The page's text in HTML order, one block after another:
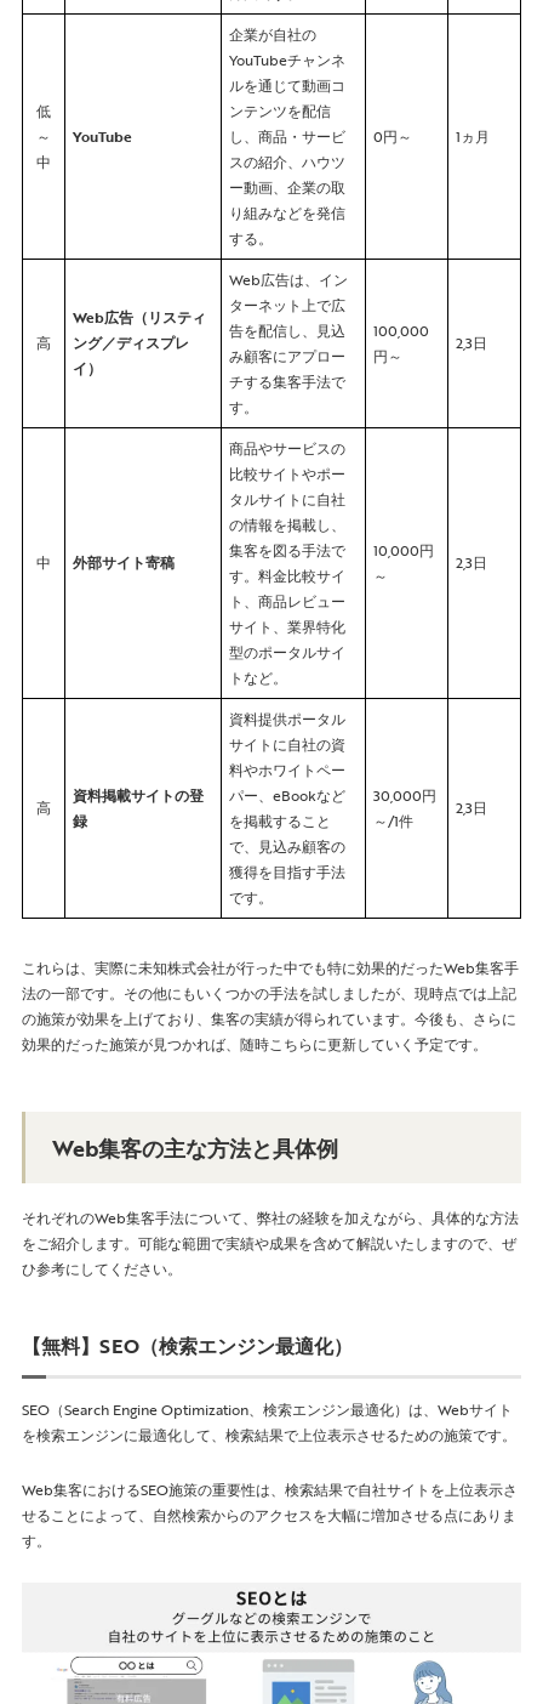
低
～
中
YouTube
企業が自社の
YouTubeチャンネ
ルを通じて動画コ
ンテンツを配信
し、商品・サービ
スの紹介、ハウツ
ー動画、企業の取
り組みなどを発信
する。
0円～ 1ヵ月
高
Web広告（リスティ
ング／ディスプレ
イ）
Web広告は、イン
ターネット上で広
告を配信し、見込
み顧客にアプロー
チする集客手法で
す。
100,000
円～
2,3日
中 外部サイト寄稿
商品やサービスの
比較サイトやポー
タルサイトに自社
の情報を掲載し、
集客を図る手法で
す。料金比較サイ
ト、商品レビュー
サイト、業界特化
型のポータルサイ
トなど。
10,000円
～
2,3日
高
資料掲載サイトの登
録
資料提供ポータル
サイトに自社の資
料やホワイトペー
パー、eBookなど
を掲載すること
で、見込み顧客の
獲得を目指す手法
です。
30,000円
～/1件
2,3日
これらは、実際に未知株式会社が行った中でも特に効果的だったWeb集客手
法の一部です。その他にもいくつかの手法を試しましたが、現時点では上記
の施策が効果を上げており、集客の実績が得られています。今後も、さらに
効果的だった施策が見つかれば、随時こちらに更新していく予定です。
Web集客の主な方法と具体例
それぞれのWeb集客手法について、弊社の経験を加えながら、具体的な方法
をご紹介します。可能な範囲で実績や成果を含めて解説いたしますので、ぜ
ひ参考にしてください。
【無料】SEO（検索エンジン最適化）
SEO（Search Engine Optimization、検索エンジン最適化）は、Webサイト
を検索エンジンに最適化して、検索結果で上位表示させるための施策です。
Web集客におけるSEO施策の重要性は、検索結果で自社サイトを上位表示さ
せることによって、自然検索からのアクセスを大幅に増加させる点にありま
す。